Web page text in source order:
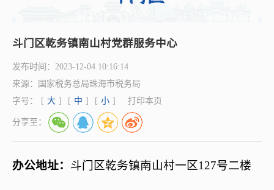
斗门区乾务镇南山村党群服务中心
发布时间： 2023-12-04 10:16:14
来源：
国家税务总局珠海市税务局
字号：
[ 大 ] [ 中 ] [ 小 ] 打印本页
分享至：
办公地址： 斗门区乾务镇南山村一区127号二楼